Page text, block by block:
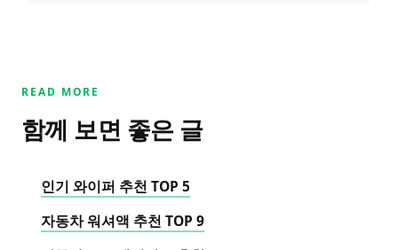
READ MORE
함께 보면 좋은 글
인기 와이퍼 추천 TOP 5
자동차 워셔액 추천 TOP 9